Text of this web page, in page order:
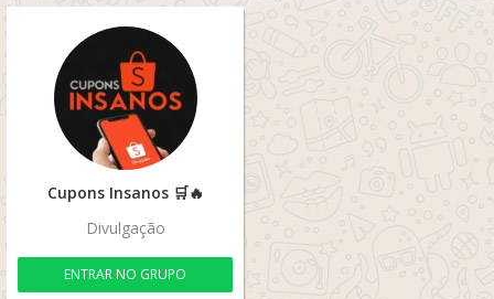
Cupons Insanos 🛒🔥
Divulgação
ENTRAR NO GRUPO